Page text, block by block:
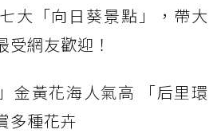
大「向日葵景點」，帶大
受網友歡迎！
」金黃花海人氣高 「后里環
多種花卉